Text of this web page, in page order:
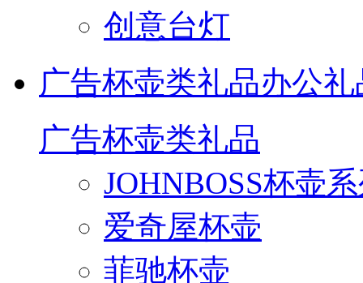
创意台灯
广告杯壶类礼品办公礼
广告杯壶类礼品
JOHNBOSS杯壶
爱奇屋杯壶
菲驰杯壶